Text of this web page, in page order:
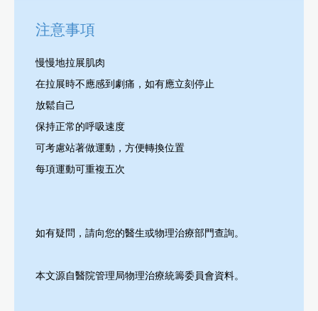
注意事項
慢慢地拉展肌肉
在拉展時不應感到劇痛，如有應立刻停止
放鬆自己
保持正常的呼吸速度
可考慮站著做運動，方便轉換位置
每項運動可重複五次
如有疑問，請向您的醫生或物理治療部門查詢。
本文源自醫院管理局物理治療統籌委員會資料。